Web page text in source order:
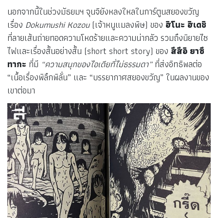
นอกจากนี้ในช่วงมัธยมฯ จุนจิยังหลงใหลในการ์ตูนสยองขวัญ
เรื่อง Dokumushi Kozou(เจ้าหนูแมลงพิษ) ของ ฮิโนะ ฮิเดชิ
ที่ลายเส้นถ่ายทอดความโหดร้ายและความน่ากลัว รวมถึงนิยายไซ
ไฟและเรื่องสั้นอย่างสั้น (short short story) ของ สึสึอิ ยาซึ
ทากะ ที่มี “ความสนุกของไอเดียที่ไม่ธรรมดา”ที่ส่งอิทธิพลต่อ
“เนื้อเรื่องพิลึกพิลั่น” และ “บรรยากาศสยองขวัญ” ในผลงานของ
เขาต่อมา